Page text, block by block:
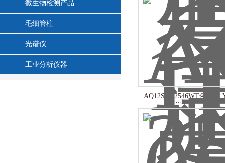
微生物检测产品
毛细管柱
光谱仪
工业分析仪器
AQ12S05-2546WT色谱柱
ODS-AQ